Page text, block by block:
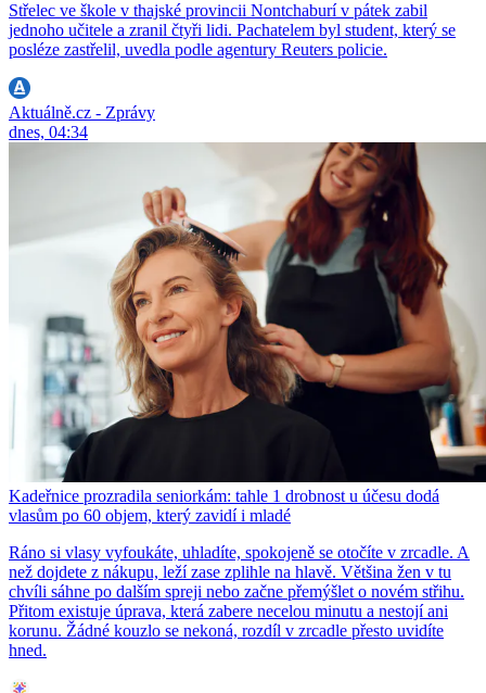
Střelec ve škole v thajské provincii Nontchaburí v pátek zabil
jednoho učitele a zranil čtyři lidi. Pachatelem byl student, který se
posléze zastřelil, uvedla podle agentury Reuters policie.
Aktuálně.cz - Zprávy
dnes, 04:34
Kadeřnice prozradila seniorkám: tahle 1 drobnost u účesu dodá
vlasům po 60 objem, který zavidí i mladé
Ráno si vlasy vyfoukáte, uhladíte, spokojeně se otočíte v zrcadle. A
než dojdete z nákupu, leží zase zplihle na hlavě. Většina žen v tu
chvíli sáhne po dalším spreji nebo začne přemýšlet o novém střihu.
Přitom existuje úprava, která zabere necelou minutu a nestojí ani
korunu. Žádné kouzlo se nekoná, rozdíl v zrcadle přesto uvidíte
hned.